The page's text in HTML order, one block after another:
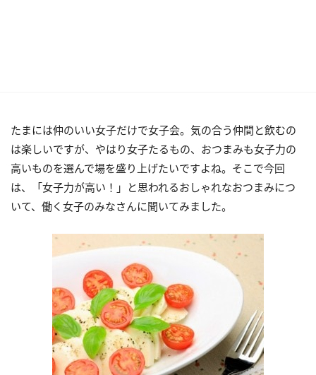
たまには仲のいい女子だけで女子会。気の合う仲間と飲むの
は楽しいですが、やはり女子たるもの、おつまみも女子力の
高いものを選んで場を盛り上げたいですよね。そこで今回
は、「女子力が高い！」と思われるおしゃれなおつまみにつ
いて、働く女子のみなさんに聞いてみました。